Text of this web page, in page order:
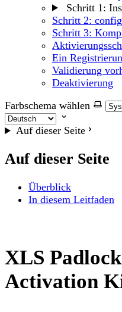
Schritt 1:
Schritt 2:
Schritt 3:
Ein
Validierung
Deaktivierung
Farbschema wählen
Auf dieser Seite
Auf dieser Seite
Überblick
In diesem Leitfaden
XLS
Activation